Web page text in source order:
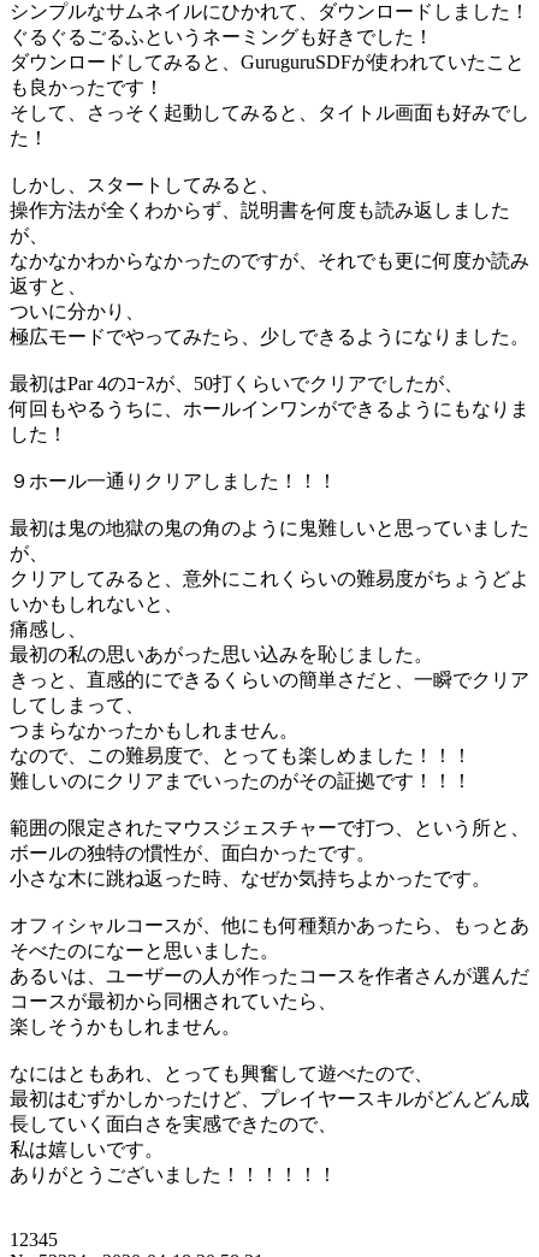
シンプルなサムネイルにひかれて、ダウンロードしました！
ぐるぐるごるふというネーミングも好きでした！
ダウンロードしてみると、GuruguruSDFが使われていたこと
も良かったです！
そして、さっそく起動してみると、タイトル画面も好みでし
た！
しかし、スタートしてみると、
操作方法が全くわからず、説明書を何度も読み返しました
が、
なかなかわからなかったのですが、それでも更に何度か読み
返すと、
ついに分かり、
極広モードでやってみたら、少しできるようになりました。
最初はPar 4のｺｰｽが、50打くらいでクリアでしたが、
何回もやるうちに、ホールインワンができるようにもなりま
した！
９ホール一通りクリアしました！！！
最初は鬼の地獄の鬼の角のように鬼難しいと思っていました
が、
クリアしてみると、意外にこれくらいの難易度がちょうどよ
いかもしれないと、
痛感し、
最初の私の思いあがった思い込みを恥じました。
きっと、直感的にできるくらいの簡単さだと、一瞬でクリア
してしまって、
つまらなかったかもしれません。
なので、この難易度で、とっても楽しめました！！！
難しいのにクリアまでいったのがその証拠です！！！
範囲の限定されたマウスジェスチャーで打つ、という所と、
ボールの独特の慣性が、面白かったです。
小さな木に跳ね返った時、なぜか気持ちよかったです。
オフィシャルコースが、他にも何種類かあったら、もっとあ
そべたのになーと思いました。
あるいは、ユーザーの人が作ったコースを作者さんが選んだ
コースが最初から同梱されていたら、
楽しそうかもしれません。
なにはともあれ、とっても興奮して遊べたので、
最初はむずかしかったけど、プレイヤースキルがどんどん成
長していく面白さを実感できたので、
私は嬉しいです。
ありがとうございました！！！！！！
12345